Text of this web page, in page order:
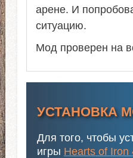
арене. И
ситуацию.
Мод проверен на
УСТАНОВКА
Для того, чтобы
игры Hearts of Iron